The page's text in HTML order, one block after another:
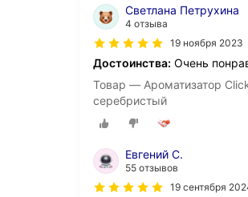
Светлана Петрухина
4 отзыва
19 ноября 2023
Достоинства: Очень
Товар — Ароматизатор
серебристый
Евгений С.
55 отзывов
19 сентября